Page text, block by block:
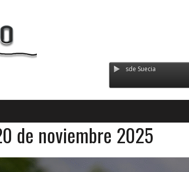
Radio Orinoco - Transmitiendo desde Suecia
de noviembre 2025